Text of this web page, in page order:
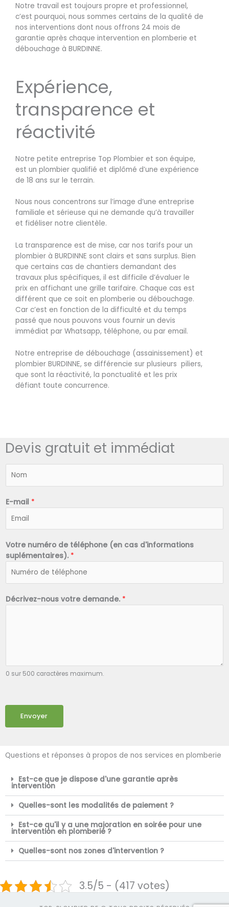
Notre travail est toujours propre et professionnel,
c’est pourquoi, nous sommes certains de la qualité de
nos interventions dont nous offrons 24 mois de
garantie après chaque intervention en plomberie et
débouchage à BURDINNE.
Expérience,
transparence et
réactivité
Notre petite entreprise Top Plombier et son équipe,
est un plombier qualifié et diplômé d’une expérience
de 18 ans sur le terrain.
Nous nous concentrons sur l’image d’une entreprise
familiale et sérieuse qui ne demande qu’à travailler
et fidéliser notre clientèle.
La transparence est de mise, car nos tarifs pour un
plombier à BURDINNE sont clairs et sans surplus. Bien
que certains cas de chantiers demandant des
travaux plus spécifiques, il est difficile d’évaluer le
prix en affichant une grille tarifaire. Chaque cas est
différent que ce soit en plomberie ou débouchage.
Car c’est en fonction de la difficulté et du temps
passé que nous pouvons vous fournir un devis
immédiat par Whatsapp, téléphone, ou par email.
Notre entreprise de débouchage (assainissement) et
plombier BURDINNE, se différencie sur plusieurs piliers,
que sont la réactivité, la ponctualité et les prix
défiant toute concurrence.
Devis gratuit et immédiat
*
E-mail *
Votre numéro de téléphone (en cas d'informations
suplémentaires). *
Décrivez-nous votre demande. *
0 sur 500 caractères maximum.
Envoyer
Questions et réponses à propos de nos services en plomberie
Est-ce que je dispose d'une garantie après
intervention
Quelles-sont les modalités de paiement ?
Est-ce qu'il y a une majoration en soirée pour une
intervention en plomberie ?
Quelles-sont nos zones d'intervention ?
3.5/5 - (417 votes)